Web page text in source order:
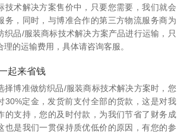
技术解决方案售价中，只要您需要，我们就会
务，同时，与博准合作的第三方物流服务商为
织品/服装商标技术解决方案产品进行运输，只
理的运输费用，具体请咨询客服。
起来省钱
择博准做纺织品/服装商标技术解决方案时，您
30%定金，发货前支付全部的货款，这是对我
的支持，您的及时付款，为我们节省了财务成
也是我们一贯保持质优低价的原因，有您的参